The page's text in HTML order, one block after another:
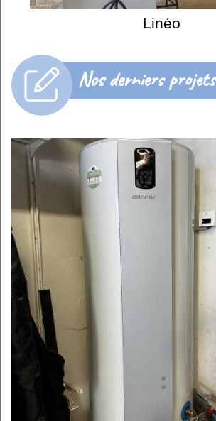
Linéo
Nos derniers projets